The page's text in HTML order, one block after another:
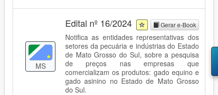
MS
Edital nº 16/2024 Gerar e-Book
Notifica as entidades representativas dos
setores da pecuária e indústrias do Estado
de Mato Grosso do Sul, sobre a pesquisa
de preços nas empresas que
comercializam os produtos: gado equino e
gado asinino no Estado de Mato Grosso
do Sul.